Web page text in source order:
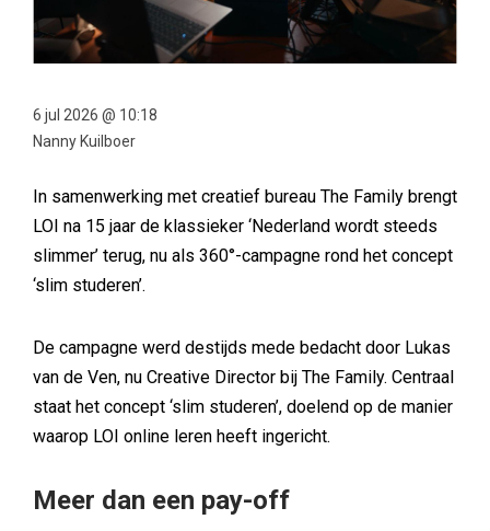
6 jul 2026 @ 10:18
Nanny Kuilboer
In samenwerking met creatief bureau The Family brengt
LOI na 15 jaar de klassieker ‘Nederland wordt steeds
slimmer’ terug, nu als 360°-campagne rond het concept
‘slim studeren’.
De campagne werd destijds mede bedacht door Lukas
van de Ven, nu Creative Director bij The Family. Centraal
staat het concept ‘slim studeren’, doelend op de manier
waarop LOI online leren heeft ingericht.
Meer dan een pay-off